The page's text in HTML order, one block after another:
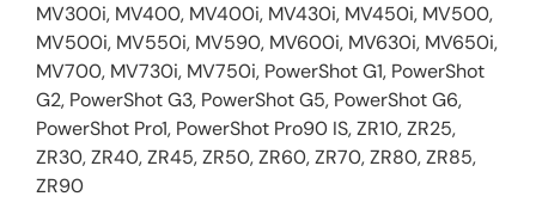
MV300i, MV400, MV400i, MV430i, MV450i, MV500,
MV500i, MV550i, MV590, MV600i, MV630i, MV650i,
MV700, MV730i, MV750i, PowerShot G1, PowerShot
G2, PowerShot G3, PowerShot G5, PowerShot G6,
PowerShot Pro1, PowerShot Pro90 IS, ZR10, ZR25,
ZR30, ZR40, ZR45, ZR50, ZR60, ZR70, ZR80, ZR85,
ZR90